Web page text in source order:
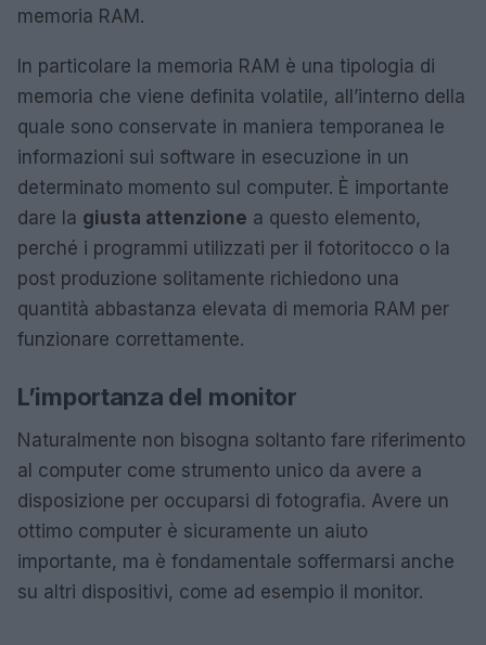
memoria RAM.
In particolare la memoria RAM è una tipologia di
memoria che viene definita volatile, all’interno della
quale sono conservate in maniera temporanea le
informazioni sui software in esecuzione in un
determinato momento sul computer. È importante
dare la giusta attenzione a questo elemento,
perché i programmi utilizzati per il fotoritocco o la
post produzione solitamente richiedono una
quantità abbastanza elevata di memoria RAM per
funzionare correttamente.
L’importanza del monitor
Naturalmente non bisogna soltanto fare riferimento
al computer come strumento unico da avere a
disposizione per occuparsi di fotografia. Avere un
ottimo computer è sicuramente un aiuto
importante, ma è fondamentale soffermarsi anche
su altri dispositivi, come ad esempio il monitor.